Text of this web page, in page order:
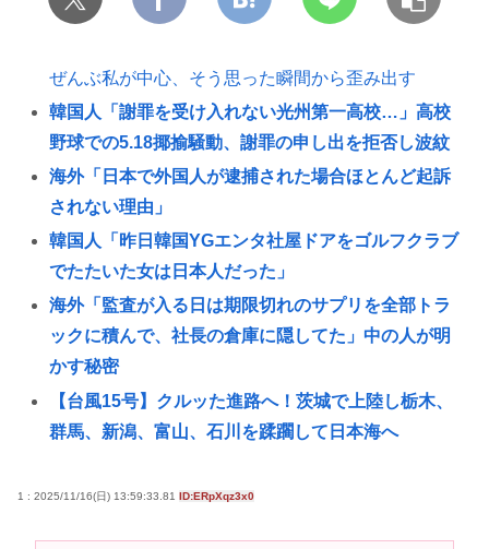
ぜんぶ私が中心、そう思った瞬間から歪み出す
韓国人「謝罪を受け入れない光州第一高校…」高校
野球での5.18揶揄騒動、謝罪の申し出を拒否し波紋
海外「日本で外国人が逮捕された場合ほとんど起訴
されない理由」
韓国人「昨日韓国YGエンタ社屋ドアをゴルフクラブ
でたたいた女は日本人だった」
海外「監査が入る日は期限切れのサプリを全部トラ
ックに積んで、社長の倉庫に隠してた」中の人が明
かす秘密
【台風15号】クルッた進路へ！茨城で上陸し栃木、
群馬、新潟、富山、石川を蹂躙して日本海へ
ムスンのことは全然知らないらしいんです」
1 : 2025/11/16(日) 13:59:33.81 ID:ERpXqz3x0